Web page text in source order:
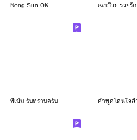
Nong Sun OK เฉาก๊วย รวยรัก
พี่เข้ม รับทราบครับ